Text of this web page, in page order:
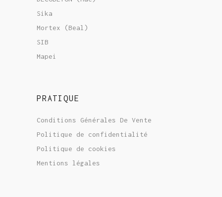
Sika
Mortex (Beal)
SIB
Mapei
PRATIQUE
Conditions Générales De Vente
Politique de confidentialité
Politique de cookies
Mentions légales